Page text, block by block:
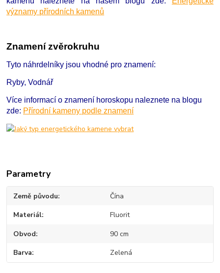
významy přírodních kamenů
Znamení zvěrokruhu
Tyto náhrdelníky jsou vhodné pro znamení:
Ryby, Vodnář
Více informací o znamení horoskopu naleznete na blogu
zde: Přírodní kameny podle znamení
Parametry
Země původu Čína
Materiál Fluorit
Obvod 90 cm
Barva Zelená